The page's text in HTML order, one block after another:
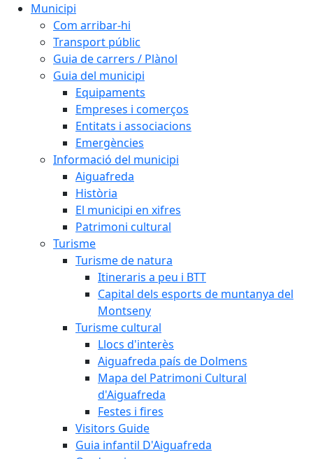
Municipi
Com arribar-hi
Transport públic
Guia de carrers / Plànol
Guia del municipi
Equipaments
Empreses i comerços
Entitats i associacions
Emergències
Informació del municipi
Aiguafreda
Història
El municipi en xifres
Patrimoni cultural
Turisme
Turisme de natura
Itineraris a peu i BTT
Capital dels esports de muntanya del
Montseny
Turisme cultural
Llocs d'interès
Aiguafreda país de Dolmens
Mapa del Patrimoni Cultural
d'Aiguafreda
Festes i fires
Visitors Guide
Guia infantil D'Aiguafreda